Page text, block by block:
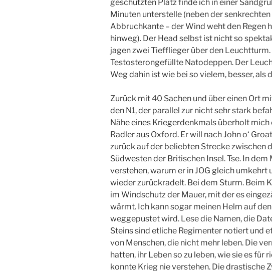
geschützten Platz finde ich in einer
Minuten unterstelle (neben der
Abbruchkante – der Wind weht den Regen
hinweg). Der Head selbst ist nicht so
jagen zwei Tiefflieger über den Leuchtturm.
Testosterongefüllte Natodeppen. Der
Weg dahin ist wie bei so vielem, besser, als
Zurück mit 40 Sachen und über einen Ort
den N1, der parallel zur nicht sehr stark
Nähe eines Kriegerdenkmals überholt
Radler aus Oxford. Er will nach John o‘
zurück auf der beliebten Strecke zwischen
Südwesten der Britischen Insel. Tse. In
verstehen, warum er in JOG gleich umkehrt
wieder zurückradelt. Bei dem Sturm. Beim
im Windschutz der Mauer, mit der es
wärmt. Ich kann sogar meinen Helm auf
weggepustet wird. Lese die Namen, die
Steins sind etliche Regimenter notiert und
von Menschen, die nicht mehr leben. Die
hatten, ihr Leben so zu leben, wie sie es für
konnte Krieg nie verstehen. Die drastische